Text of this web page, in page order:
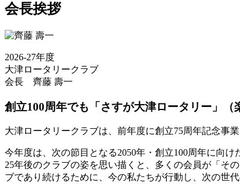
会長挨拶
2026-27年度
大津ロータリークラブ
会長 齊藤 壽一
創立100周年でも「さすが大津ロータリー」（
大津ロータリークラブは、前年度に創立75周年記念事
今年度は、次の節目となる2050年・創立100周年に向け
25年後のクラブの姿を思い描くと、多くの会員が「そ
ブであり続けるために、今の私たちが行動し、次の世